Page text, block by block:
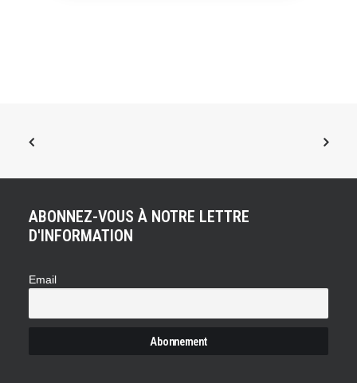
ABONNEZ-VOUS À NOTRE LETTRE
D'INFORMATION
Email